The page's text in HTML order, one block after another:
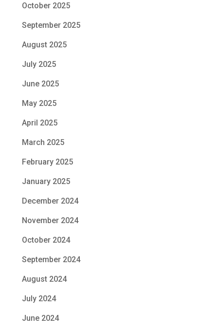
October 2025
September 2025
August 2025
July 2025
June 2025
May 2025
April 2025
March 2025
February 2025
January 2025
December 2024
November 2024
October 2024
September 2024
August 2024
July 2024
June 2024